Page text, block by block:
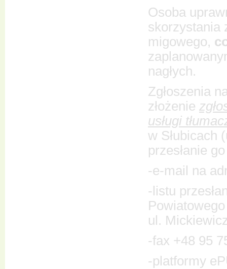
Osoba
skorzystania
migowego,
nagłych.
Zgłoszenia
złożenie
usługi
w Słubicach
przesłanie
-e-mail na
-listu
ul.
-fax +48 95
-platformy